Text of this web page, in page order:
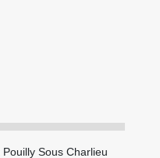
Sous Charlieu